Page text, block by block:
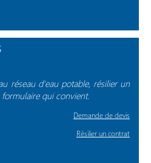
réseau d'eau potable, résilier un
qui convient.
Demande de devis
Résilier un contrat